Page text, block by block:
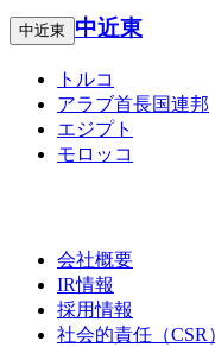
中近東 中近東
トルコ
アラブ首長国連邦
エジプト
モロッコ
会社概要
IR情報
採用情報
社会的責任（CSR